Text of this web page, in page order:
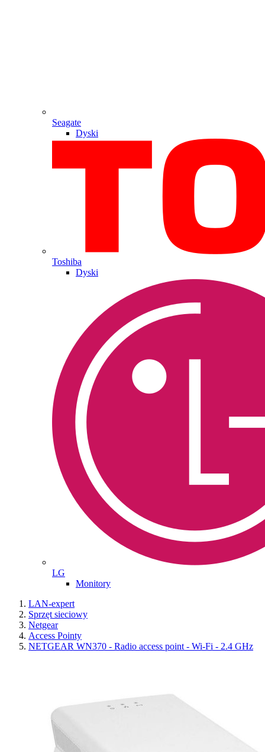
Seagate
Dyski
Toshiba
Dyski
LG
Monitory
LAN-expert
Sprzęt sieciowy
Netgear
Access Pointy
NETGEAR WN370 - Radio access point - Wi-Fi - 2.4 GHz